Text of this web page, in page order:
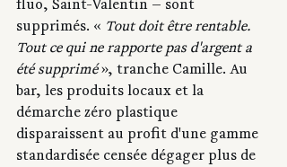
fluo, Saint-Valentin — sont
supprimés. « Tout doit être rentable.
Tout ce qui ne rapporte pas d'argent a
été supprimé », tranche Camille. Au
bar, les produits locaux et la
démarche zéro plastique
disparaissent au profit d'une gamme
standardisée censée dégager plus de